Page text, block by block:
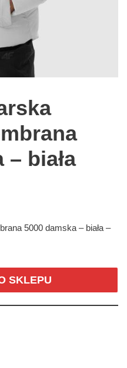
– biała
5000 damska – biała –
SKLEPU